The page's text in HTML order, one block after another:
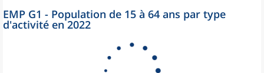
EMP G1 - Population de 15 à 64 ans par type
d'activité en 2022